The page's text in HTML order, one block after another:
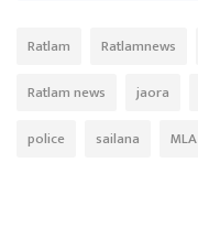
Ratlam Ratlamnews
Ratlam news
jaora
police
sailana MLA